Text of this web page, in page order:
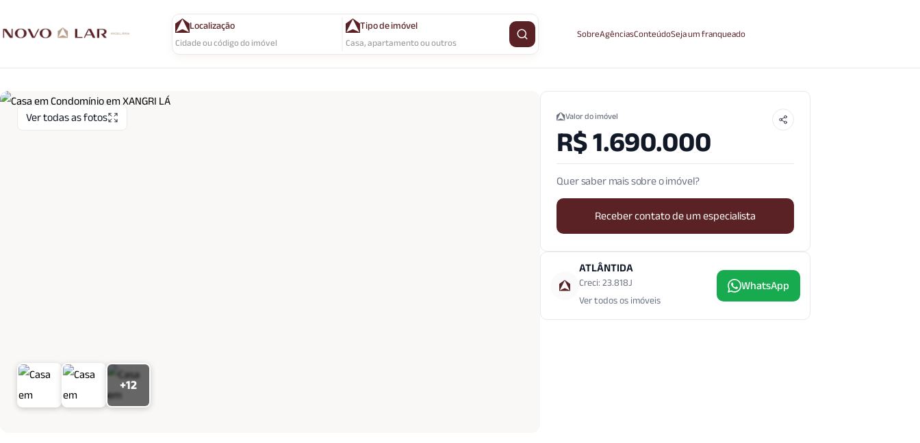
Localização Tipo de imóvel
Casa, apartamento ou outros Buscar imóvelSobreAgênciasConteúdoSeja um franqueado
Ver todas as fotos
+12
Valor do imóvel
R$ 1.690.000
Quer saber mais sobre o imóvel?
Receber contato de um especialista
ATLÂNTIDA
Creci: 23.818J
Ver todos os imóveis
WhatsApp